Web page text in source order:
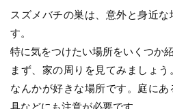
スズメバチの巣は、意外と身近
す。
特に気をつけたい場所をいくつか紹
まず、家の周りを見てみましょ
なんかが好きな場所です。庭に